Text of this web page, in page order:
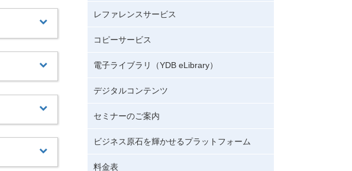
レファレンスサービス
コピーサービス
電子ライブラリ（YDB eLibrary）
デジタルコンテンツ
セミナーのご案内
ビジネス原石を輝かせるプラットフォーム
料金表